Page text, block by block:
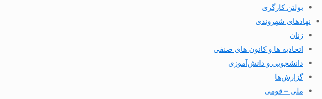
بولتن کارگری
نهادهای شهروندی
زنان
اتحادیه ها و کانون های صنفی
دانشجویی و دانش‌آموزی
گزارش‌ها
ملی – قومی